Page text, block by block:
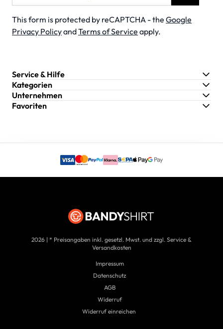
This form is protected by reCAPTCHA - the Google
Privacy PolicyandTerms of Service apply.
Service & Hilfe
Kategorien
Unternehmen
Favoriten
2026 | * Preisangaben inkl. gesetzl. Mwst. und zzgl. Service &
Versandkosten
Impressum
Datenschutz
AGB
Widerruf
Widerruf einreichen